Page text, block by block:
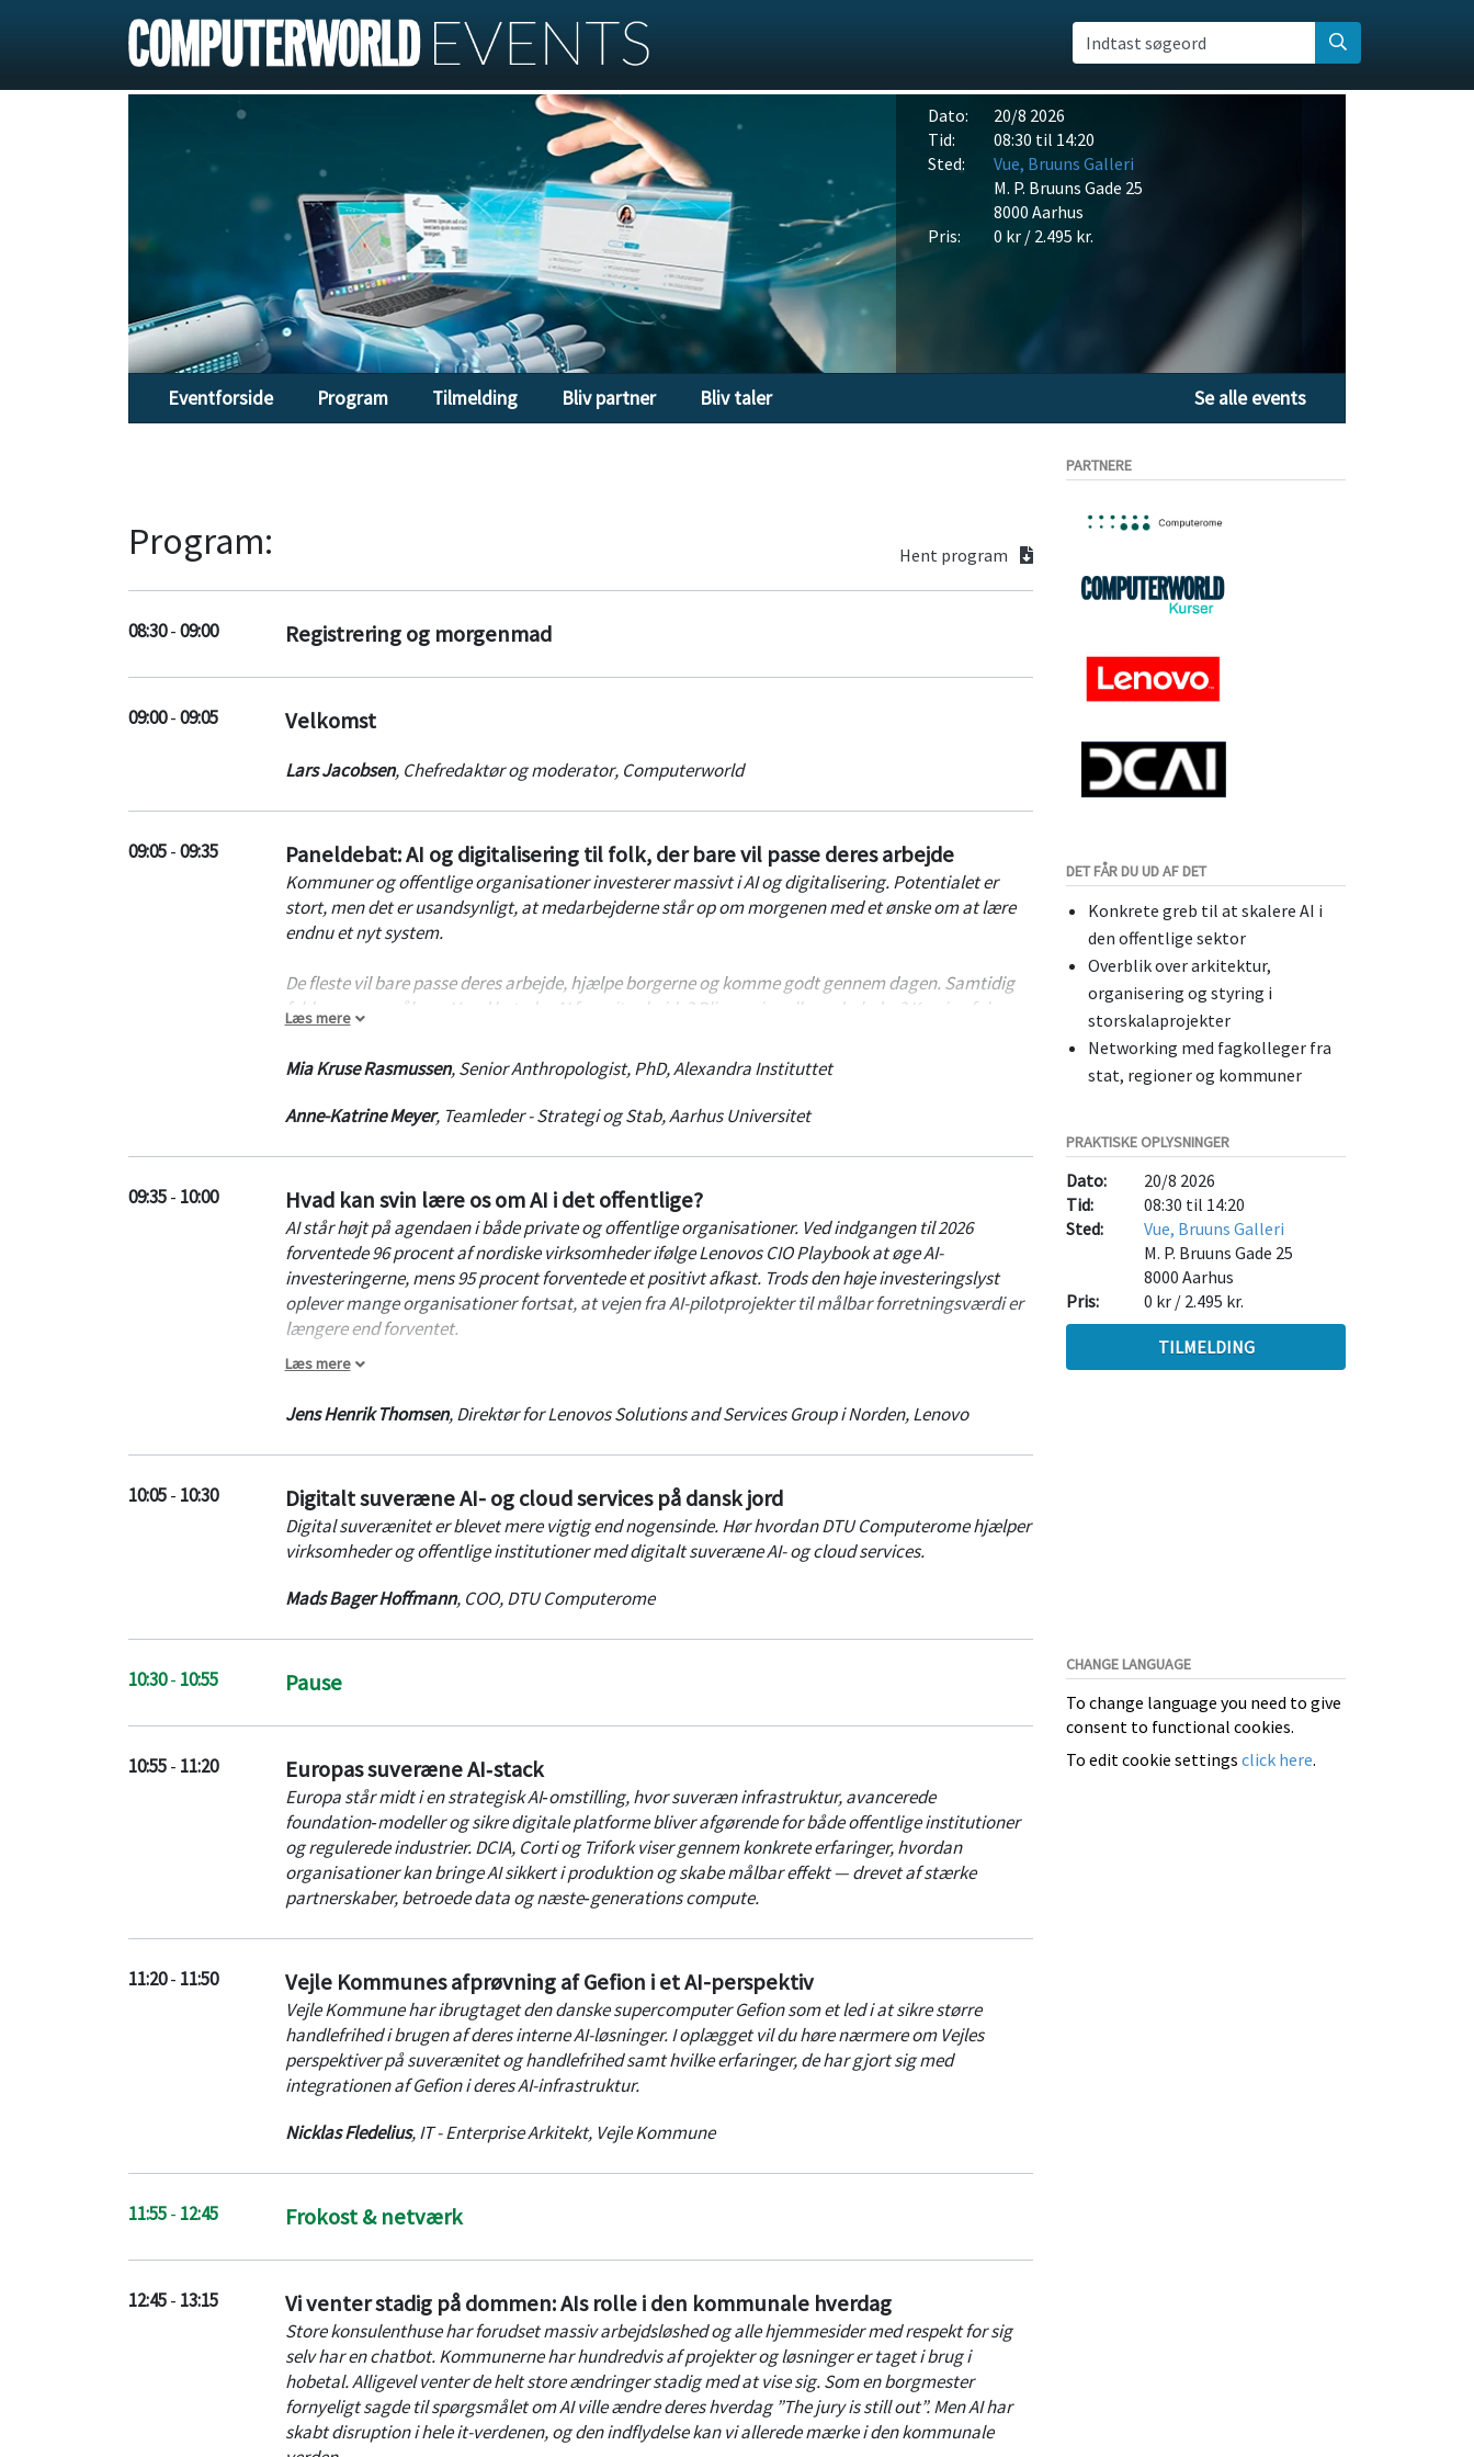
Indtast søgeord
Dato:
20/8 2026
Tid:
08:30 til 14:20
Sted:
Vue, Bruuns Galleri
M. P. Bruuns Gade 25
8000 Aarhus
Pris:
0 kr / 2.495 kr.
Eventforside Program Tilmelding Bliv partner Bliv taler Se alle events
Program: Hent program
08:30-09:00 Registrering og morgenmad
09:00-09:05 Velkomst
Lars Jacobsen, Chefredaktør og moderator, Computerworld
09:05-09:35 Paneldebat: AI og digitalisering til folk, der bare vil passe deres arbejde
Kommuner og offentlige organisationer investerer massivt i AI og digitalisering. Potentialet er
stort, men det er usandsynligt, at medarbejderne står op om morgenen med et ønske om at lære
endnu et nyt system.
De fleste vil bare passe deres arbejde, hjælpe borgerne og komme godt gennem dagen. Samtidig
fylder spørgsmålene:
Hvad betyder AI for mit arbejde? Bliver min rolle anderledes? Kan jeg følge
med?
Aarhus kommune får selskab af en antropolog, som bringer det menneskelige perspektiv ind i den
digitale omstilling. Sammen ser de på, hvorfor mennesker reagerer forskelligt på forandringer,
hvordan usikkerhed og modstand opstår, og hvad der skal til for at skabe tryghed, nysgerrighed og
engagement.
Få konkrete greb til, hvordan I gør AI og digitalisering til noget, medarbejderne oplever som en
hjælp – ikke en trussel – og hvordan I skaber en kultur, hvor mennesker og teknologi udvikler sig
sammen.
Læs mere
Mia Kruse Rasmussen,Senior Anthropologist, PhD,Alexandra Instituttet
Anne-Katrine Meyer, Teamleder - Strategi og Stab,Aarhus Universitet
09:35- 10:00 Hvad kan svin lære os om AI i det offentlige?
AI står højt på agendaen i både private og offentlige organisationer. Ved indgangen til 2026
forventede 96 procent af nordiske virksomheder ifølge Lenovos CIO Playbook at øge AI-
investeringerne, mens 95 procent forventede et positivt afkast. Trods den høje investeringslyst
oplever mange organisationer fortsat, at vejen fra AI-pilotprojekter til målbar forretningsværdi er
længere end forventet.
Med afsæt i en svineproducent, der via AI øger dyrevelfærden og optimerer driften, ser vi på, hvad
offentlige organisationer kan lære af løsninger, der allerede har bevist deres værdi i praksis.
Gennem erfaringer fra en lang række AI-projekter på tværs af brancher og sektorer får deltagerne
konkrete perspektiver på, hvordan dokumenterede use cases kan hjælpe dem med at
Læs mere
Jens Henrik Thomsen,Direktør for Lenovos Solutions and Services Group i Norden,Lenovo
10:05- 10:30 Digitalt suveræne AI- og cloud services på dansk jord
Digital suverænitet er blevet mere vigtig end nogensinde. Hør hvordan DTU Computerome hjælper
virksomheder og offentlige institutioner med digitalt suveræne AI- og cloud services.
Mads Bager Hoffmann, COO,DTU Computerome
10:30- 10:55 Pause
10:55- 11:20 Europas suveræne AI‑stack
Europa står midt i en strategisk AI‑omstilling, hvor suveræn infrastruktur, avancerede
foundation‑modeller og sikre digitale platforme bliver afgørende for både offentlige institutioner
og regulerede industrier. DCIA, Corti og Trifork viser gennem konkrete erfaringer, hvordan
organisationer kan bringe AI sikkert i produktion og skabe målbar effekt — drevet af stærke
partnerskaber, betroede data og næste‑generations compute.
11:20- 11:50 Vejle Kommunes afprøvning af Gefion i et AI-perspektiv
Vejle Kommune har ibrugtaget den danske supercomputer Gefion som et led i at sikre større
handlefrihed i brugen af deres interne AI-løsninger. I oplægget vil du høre nærmere om Vejles
perspektiver på suverænitet og handlefrihed samt hvilke erfaringer, de har gjort sig med
integrationen af Gefion i deres AI-infrastruktur.
Nicklas Fledelius,IT - Enterprise Arkitekt, Vejle Kommune
11:55- 12:45 Frokost & netværk
12:45- 13:15 Vi venter stadig på dommen: AIs rolle i den kommunale hverdag
Store konsulenthuse har forudset massiv arbejdsløshed og alle hjemmesider med respekt for sig
selv har en chatbot. Kommunerne har hundredvis af projekter og løsninger er taget i brug i
hobetal. Alligevel venter de helt store ændringer stadig med at vise sig. Som en borgmester
fornyeligt sagde til spørgsmålet om AI ville ændre deres hverdag ”The jury is still out”. Men AI har
skabt disruption i hele it-verdenen, og den indflydelse kan vi allerede mærke i den kommunale
PARTNERE
DET FÅR DU UD AF DET
Konkrete greb til at skalere AI i
den offentlige sektor
Overblik over arkitektur,
organisering og styring i
storskalaprojekter
Networking med fagkolleger fra
stat, regioner og kommuner
PRAKTISKE OPLYSNINGER
Dato:
20/8 2026
Tid:
08:30 til 14:20
Sted:
Vue, Bruuns Galleri
M. P. Bruuns Gade 25
8000Aarhus
Pris:
0 kr / 2.495 kr.
TILMELDING
CHANGE LANGUAGE
To change language you need to give
consent to functional cookies.
To edit cookie settings click here.